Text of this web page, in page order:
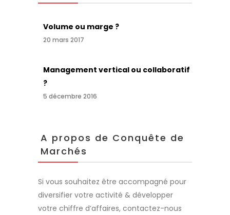
Volume ou marge ?
20 mars 2017
Management vertical ou collaboratif
?
5 décembre 2016
A propos de Conquête de
Marchés
Si vous souhaitez être accompagné pour
diversifier votre activité & développer
votre chiffre d’affaires, contactez-nous